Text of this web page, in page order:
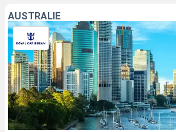
AUSTRALIE